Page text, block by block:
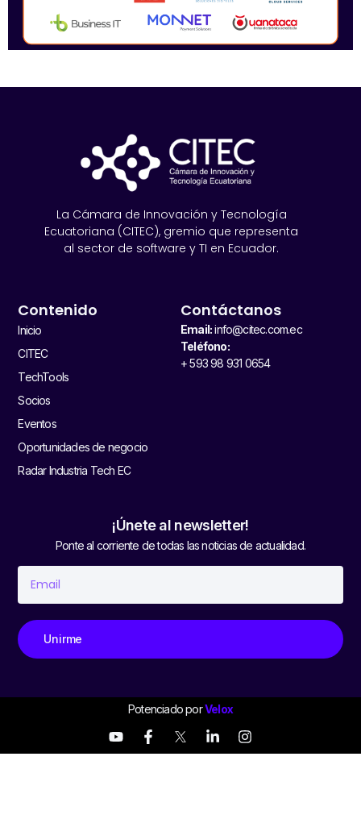
La Cámara de Innovación y Tecnología
Ecuatoriana (CITEC), gremio que representa
al sector de software y TI en Ecuador.
Contenido
Inicio
CITEC
TechTools
Socios
Eventos
Oportunidades de negocio
Radar Industria Tech EC
Contáctanos
Email:info@citec.com.ec
Teléfono:
+ 593 98 931 0654
¡Únete al newsletter!
Ponte al corriente de todas las noticias de actualidad.
Unirme
Potenciado porVelox